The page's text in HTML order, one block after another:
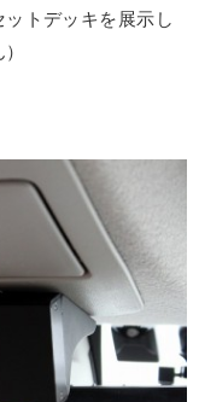
トデッキを展示し